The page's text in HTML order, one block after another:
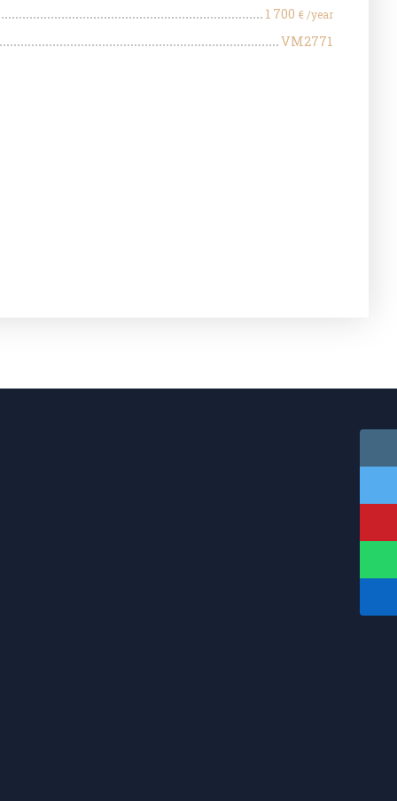
1 700 € /year
VM2771